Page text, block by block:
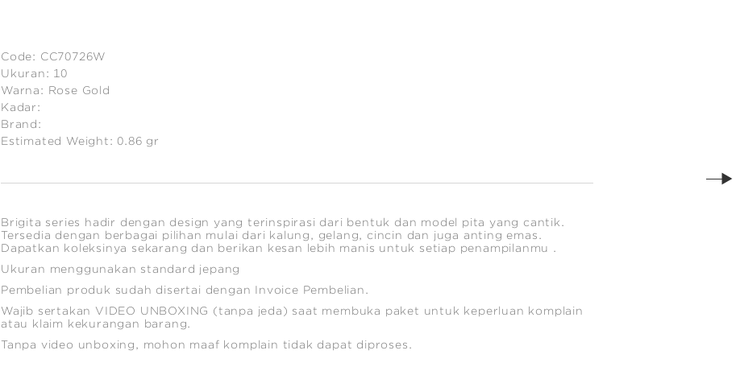
Code: CC70726W
Ukuran: 10
Warna: Rose Gold
Kadar:
Brand:
Estimated Weight:0.86 gr
Brigita series hadir dengan design yang terinspirasi dari bentuk dan model pita yang cantik.
Tersedia dengan berbagai pilihan mulai dari kalung, gelang, cincin dan juga anting emas.
Dapatkan koleksinya sekarang dan berikan kesan lebih manis untuk setiap penampilanmu .
Ukuran menggunakan standard jepang
Pembelian produk sudah disertai dengan Invoice Pembelian.
Wajib sertakan VIDEO UNBOXING (tanpa jeda) saat membuka paket untuk keperluan komplain
atau klaim kekurangan barang.
Tanpa video unboxing, mohon maaf komplain tidak dapat diproses.